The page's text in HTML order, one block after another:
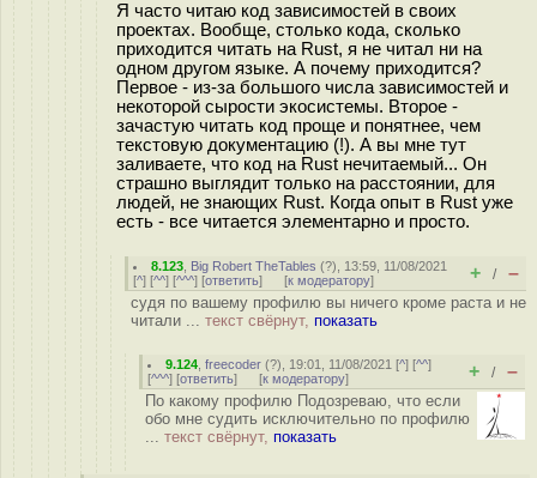
Я часто читаю код зависимостей в своих
проектах. Вообще, столько кода, сколько
приходится читать на Rust, я не читал ни на
одном другом языке. А почему приходится?
Первое - из-за большого числа зависимостей и
некоторой сырости экосистемы. Второе -
зачастую читать код проще и понятнее, чем
текстовую документацию (!). А вы мне тут
заливаете, что код на Rust нечитаемый... Он
страшно выглядит только на расстоянии, для
людей, не знающих Rust. Когда опыт в Rust уже
есть - все читается элементарно и просто.
8.123 Big Robert TheTables (?), 13:59, 11/08/2021
[^] [^^] [^^^] [ответить] [к модератору] + / –
судя по вашему профилю вы ничего кроме раста и не
читали ... текст свёрнут, показать
9.124 ,freecoder (?), 19:01, 11/08/2021 [^] [^^]
[^^^] [ответить] [к модератору] + / –
По какому профилю Подозреваю, что если
обо мне судить исключительно по профилю
... текст свёрнут, показать